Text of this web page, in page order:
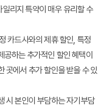
리지 특약이 매우 유리할 수
카드사와의 제휴 할인, 특정
하는 추가적인 할인 혜택이
곳에서 추가 할인을 받을 수 있
시 본인이 부담하는 자기부담